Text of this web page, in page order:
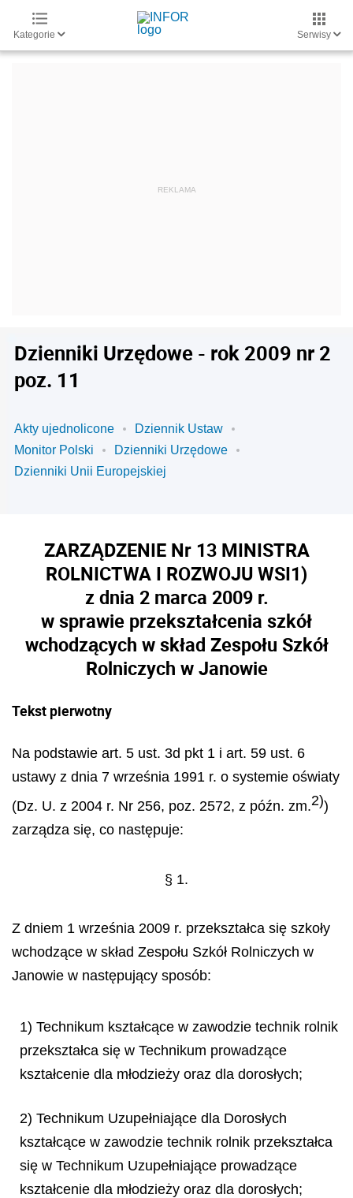
Kategorie Serwisy
Dzienniki Urzędowe - rok 2009 nr 2
poz. 11
Akty ujednolicone
Dziennik Ustaw
Monitor Polski
Dzienniki Urzędowe
Dzienniki Unii Europejskiej
ZARZĄDZENIE Nr 13 MINISTRA
ROLNICTWA I ROZWOJU WSI1)
z dnia 2 marca 2009 r.
w sprawie przekształcenia szkół
wchodzących w skład Zespołu Szkół
Rolniczych w Janowie
Tekst pierwotny
Na podstawie art. 5 ust. 3d pkt 1 i art. 59 ust. 6
ustawy z dnia 7 września 1991 r. o systemie oświaty
(Dz. U. z 2004 r. Nr 256, poz. 2572, z późn. zm.2))
zarządza się, co następuje:
§ 1.
Z dniem 1 września 2009 r. przekształca się szkoły
wchodzące w skład Zespołu Szkół Rolniczych w
Janowie w następujący sposób:
1) Technikum kształcące w zawodzie technik rolnik
przekształca się w Technikum prowadzące
kształcenie dla młodzieży oraz dla dorosłych;
2) Technikum Uzupełniające dla Dorosłych
kształcące w zawodzie technik rolnik przekształca
się w Technikum Uzupełniające prowadzące
kształcenie dla młodzieży oraz dla dorosłych;